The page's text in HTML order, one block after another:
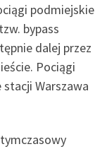
podmiejskie
bypass
dalej przez
Pociągi
Warszawa